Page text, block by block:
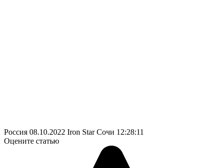
Россия 08.10.2022 Iron Star Сочи 12:28:11
Оцените статью